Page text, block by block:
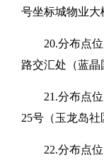
号坐标城物业大
20.分布点位
路交汇处（蓝晶
21.分布点位
25号（玉龙岛社
22.分布点